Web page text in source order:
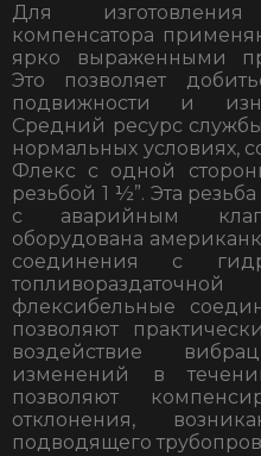
Для
компенсатора
ярко выраженными
Это позволяет
подвижности и
Средний ресурс
нормальных условиях,
Флекс с одной
резьбой 1 ½”. Эта
с аварийным
оборудована
соединения с
флексибельные
позволяют
воздействие
изменений в
позволяют
отклонения,
подводящего